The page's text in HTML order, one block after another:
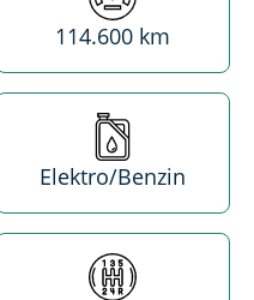
114.600 km
Treibstoff
Elektro/Benzin
Getriebe